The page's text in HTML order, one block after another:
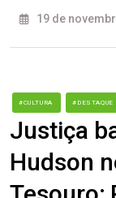
19 de
#CULTURA #DESTAQUE
Justiça
Hudson